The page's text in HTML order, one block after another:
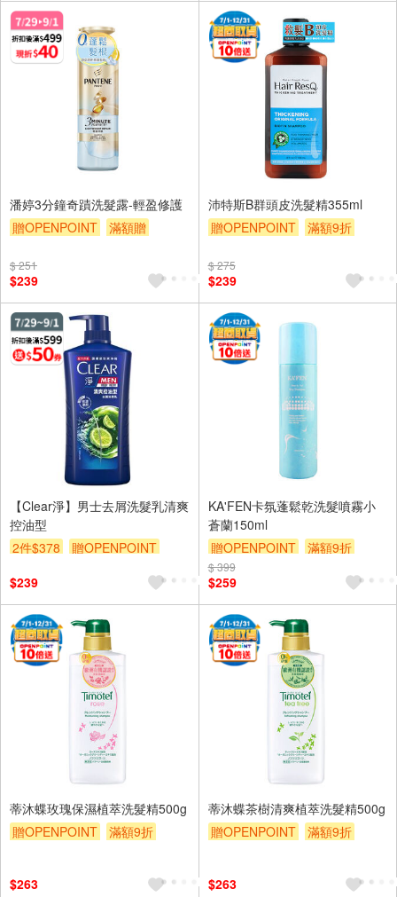
潘婷3分鐘奇蹟洗髮露-輕盈修護
贈OPENPOINT
滿額贈
$ 251
$239
沛特斯B群頭皮洗髮精355ml
贈OPENPOINT
滿額9折
$ 275
$239
【Clear淨】男士去屑洗髮乳清爽
控油型
2件$378
贈OPENPOINT
$239
KA'FEN卡氛蓬鬆乾洗髮噴霧小
蒼蘭150ml
贈OPENPOINT
滿額9折
贈$200
$ 399
$259
蒂沐蝶玫瑰保濕植萃洗髮精500g
贈OPENPOINT
滿額9折
$263
蒂沐蝶茶樹清爽植萃洗髮精500g
贈OPENPOINT
滿額9折
$263